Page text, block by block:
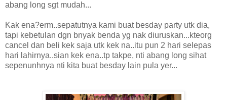
abang long sgt mudah...
Kak ena?erm..sepatutnya kami buat besday party utk dia,
tapi kebetulan dgn bnyak benda yg nak diuruskan...kteorg
cancel dan beli kek saja utk kek na..itu pun 2 hari selepas
hari lahirnya..sian kek ena..tp takpe, nti abang long sihat
sepenunhnya nti kita buat besday lain pula yer...